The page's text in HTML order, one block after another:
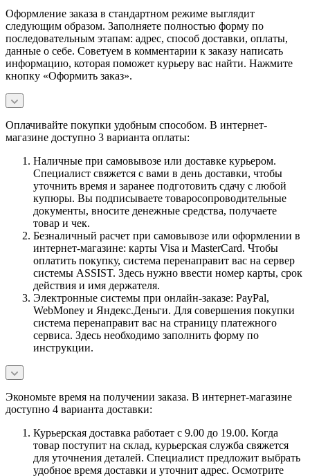
Оформление заказа в стандартном режиме выглядит
следующим образом. Заполняете полностью форму по
последовательным этапам: адрес, способ доставки, оплаты,
данные о себе. Советуем в комментарии к заказу написать
информацию, которая поможет курьеру вас найти. Нажмите
кнопку «Оформить заказ».
Оплачивайте покупки удобным способом. В интернет-
магазине доступно 3 варианта оплаты:
Наличные при самовывозе или доставке курьером.
Специалист свяжется с вами в день доставки, чтобы
уточнить время и заранее подготовить сдачу с любой
купюры. Вы подписываете товаросопроводительные
документы, вносите денежные средства, получаете
товар и чек.
Безналичный расчет при самовывозе или оформлении в
интернет-магазине: карты Visa и MasterCard. Чтобы
оплатить покупку, система перенаправит вас на сервер
системы ASSIST. Здесь нужно ввести номер карты, срок
действия и имя держателя.
Электронные системы при онлайн-заказе: PayPal,
WebMoney и Яндекс.Деньги. Для совершения покупки
система перенаправит вас на страницу платежного
сервиса. Здесь необходимо заполнить форму по
инструкции.
Экономьте время на получении заказа. В интернет-магазине
доступно 4 варианта доставки:
Курьерская доставка работает с 9.00 до 19.00. Когда
товар поступит на склад, курьерская служба свяжется
для уточнения деталей. Специалист предложит выбрать
удобное время доставки и уточнит адрес. Осмотрите